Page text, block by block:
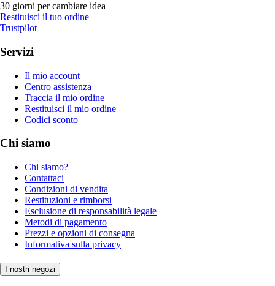
30 giorni per cambiare idea
Restituisci il tuo ordine
Trustpilot
Servizi
Il mio account
Centro assistenza
Traccia il mio ordine
Restituisci il mio ordine
Codici sconto
Chi siamo
Chi siamo?
Contattaci
Condizioni di vendita
Restituzioni e rimborsi
Esclusione di responsabilità legale
Metodi di pagamento
Prezzi e opzioni di consegna
Informativa sulla privacy
I nostri negozi